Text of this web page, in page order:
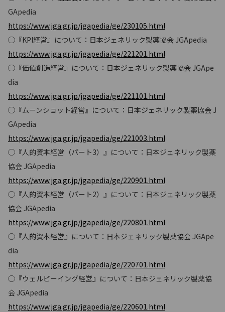
GApedia
https://www.jga.gr.jp/jgapedia/ge/230105.html
◯『KPI経営』について：日本ジェネリック製薬協会 JGApedia
https://www.jga.gr.jp/jgapedia/ge/221201.html
◯『価値創造経営』について：日本ジェネリック製薬協会 JGApe
dia
https://www.jga.gr.jp/jgapedia/ge/221101.html
◯『ムーンショット経営』について：日本ジェネリック製薬協会 J
GApedia
https://www.jga.gr.jp/jgapedia/ge/221003.html
◯『人的資本経営（パート3）』について：日本ジェネリック製薬
協会 JGApedia
https://www.jga.gr.jp/jgapedia/ge/220901.html
◯『人的資本経営（パート2）』について：日本ジェネリック製薬
協会 JGApedia
https://www.jga.gr.jp/jgapedia/ge/220801.html
◯『人的資本経営』について：日本ジェネリック製薬協会 JGApe
dia
https://www.jga.gr.jp/jgapedia/ge/220701.html
◯『ウェルビーイング経営』について：日本ジェネリック製薬協
会 JGApedia
https://www.jga.gr.jp/jgapedia/ge/220601.html